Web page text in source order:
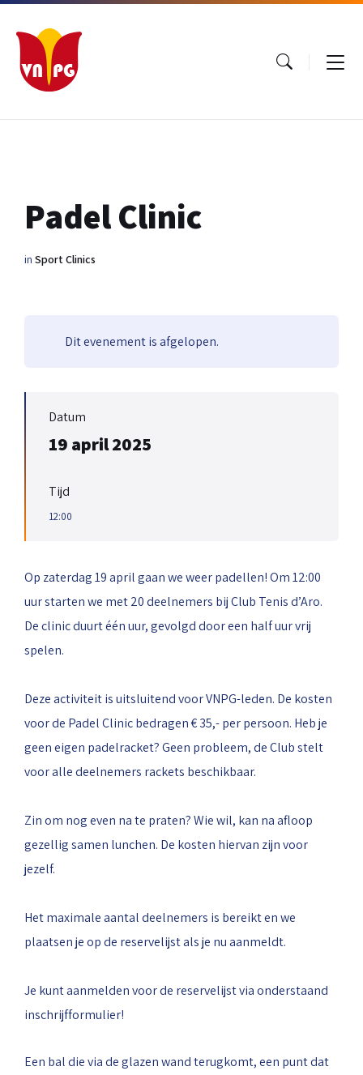
Ga
inhoud
Ga
hoofdnavigatie
Ga
footer
Padel Clinic
in Sport Clinics
Dit evenement is afgelopen.
Datum
19 april 2025
Tijd
12:00
Op zaterdag 19 april gaan we weer padellen! Om 12:00
uur starten we met 20 deelnemers bij Club Tenis d’Aro.
De clinic duurt één uur, gevolgd door een half uur vrij
spelen.
Deze activiteit is uitsluitend voor VNPG-leden. De kosten
voor de Padel Clinic bedragen € 35,- per persoon. Heb je
geen eigen padelracket? Geen probleem, de Club stelt
voor alle deelnemers rackets beschikbaar.
Zin om nog even na te praten? Wie wil, kan na afloop
gezellig samen lunchen. De kosten hiervan zijn voor
jezelf.
Het maximale aantal deelnemers is bereikt en we
plaatsen je op de reservelijst als je nu aanmeldt.
Je kunt aanmelden voor de reservelijst via onderstaand
inschrijfformulier!
Een bal die via de glazen wand terugkomt, een punt dat